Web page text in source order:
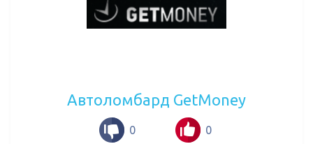
Автоломбард GetMoney
0 0